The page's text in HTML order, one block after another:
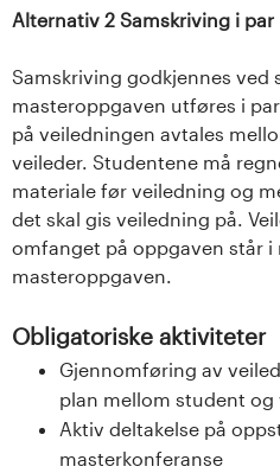
Alternativ 2 Samskriving i par
Samskriving godkjennes ved
masteroppgaven utføres i
på veiledningen avtales
veileder. Studentene må
materiale før veiledning og
det skal gis veiledning på.
omfanget på oppgaven står
masteroppgaven.
Obligatoriske aktiviteter
Gjennomføring av
plan mellom student og
Aktiv deltakelse på
masterkonferanse